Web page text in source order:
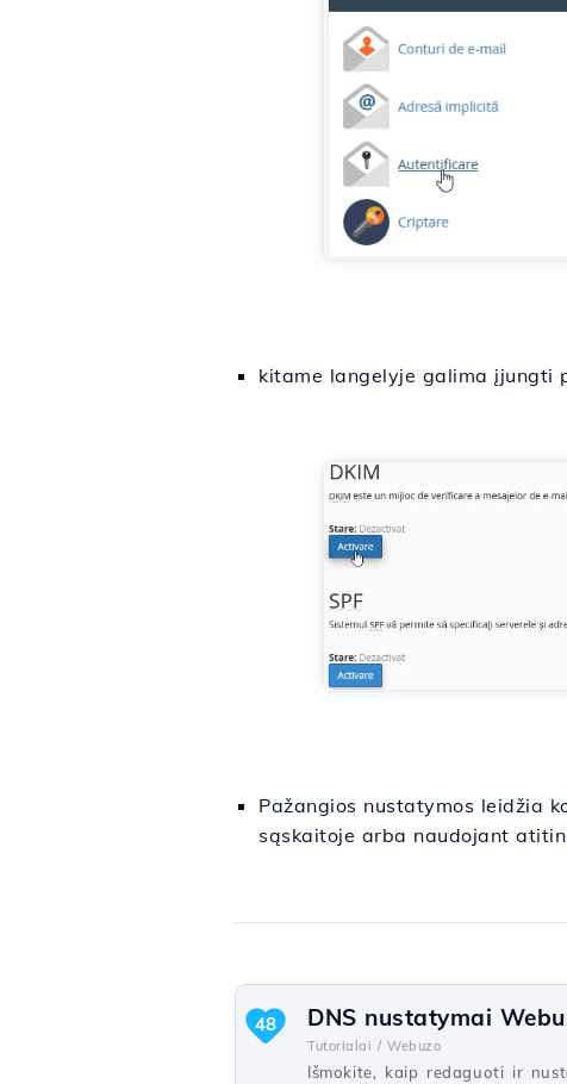
kitame langelyje galima įjungti
Pažangios nustatymos leidžia
sąskaitoje arba naudojant
DNS nustatymai
Tutorialai / Webuzo
Išmokite, kaip redaguoti ir
48